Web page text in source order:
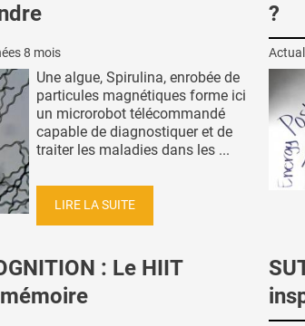
8 mois
Une algue, Spirulina, enrobée de
particules magnétiques forme ici
un microrobot télécommandé
capable de diagnostiquer et de
traiter les maladies dans les ...
LIRE LA SUITE
?
: Le HIIT